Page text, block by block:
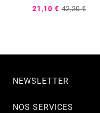
21,10 € 42,20 €
NEWSLETTER
NOS SERVICES